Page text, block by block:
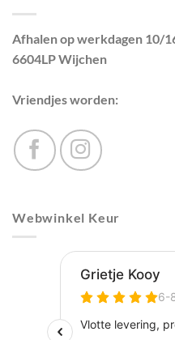
Afhalen op werkdagen 10/
6604LP Wijchen
Vriendjes worden:
Webwinkel Keur